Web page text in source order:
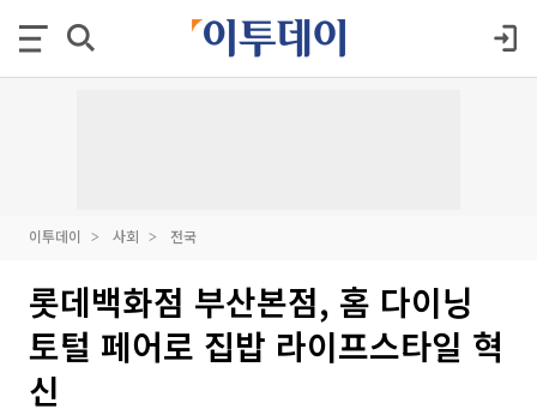
이투데이 사회 전국
롯데백화점 부산본점, 홈 다이닝
토털 페어로 집밥 라이프스타일 혁
신